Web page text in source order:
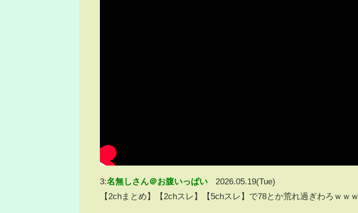
3:名無しさん＠お腹いっぱい
2026.05.19(Tue)
【2chまとめ】【2chスレ】【5chスレ】で78とか荒れ過ぎわろｗｗｗ